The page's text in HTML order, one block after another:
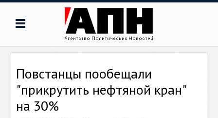
Повстанцы пообещали
"прикрутить нефтяной кран"
на 30%